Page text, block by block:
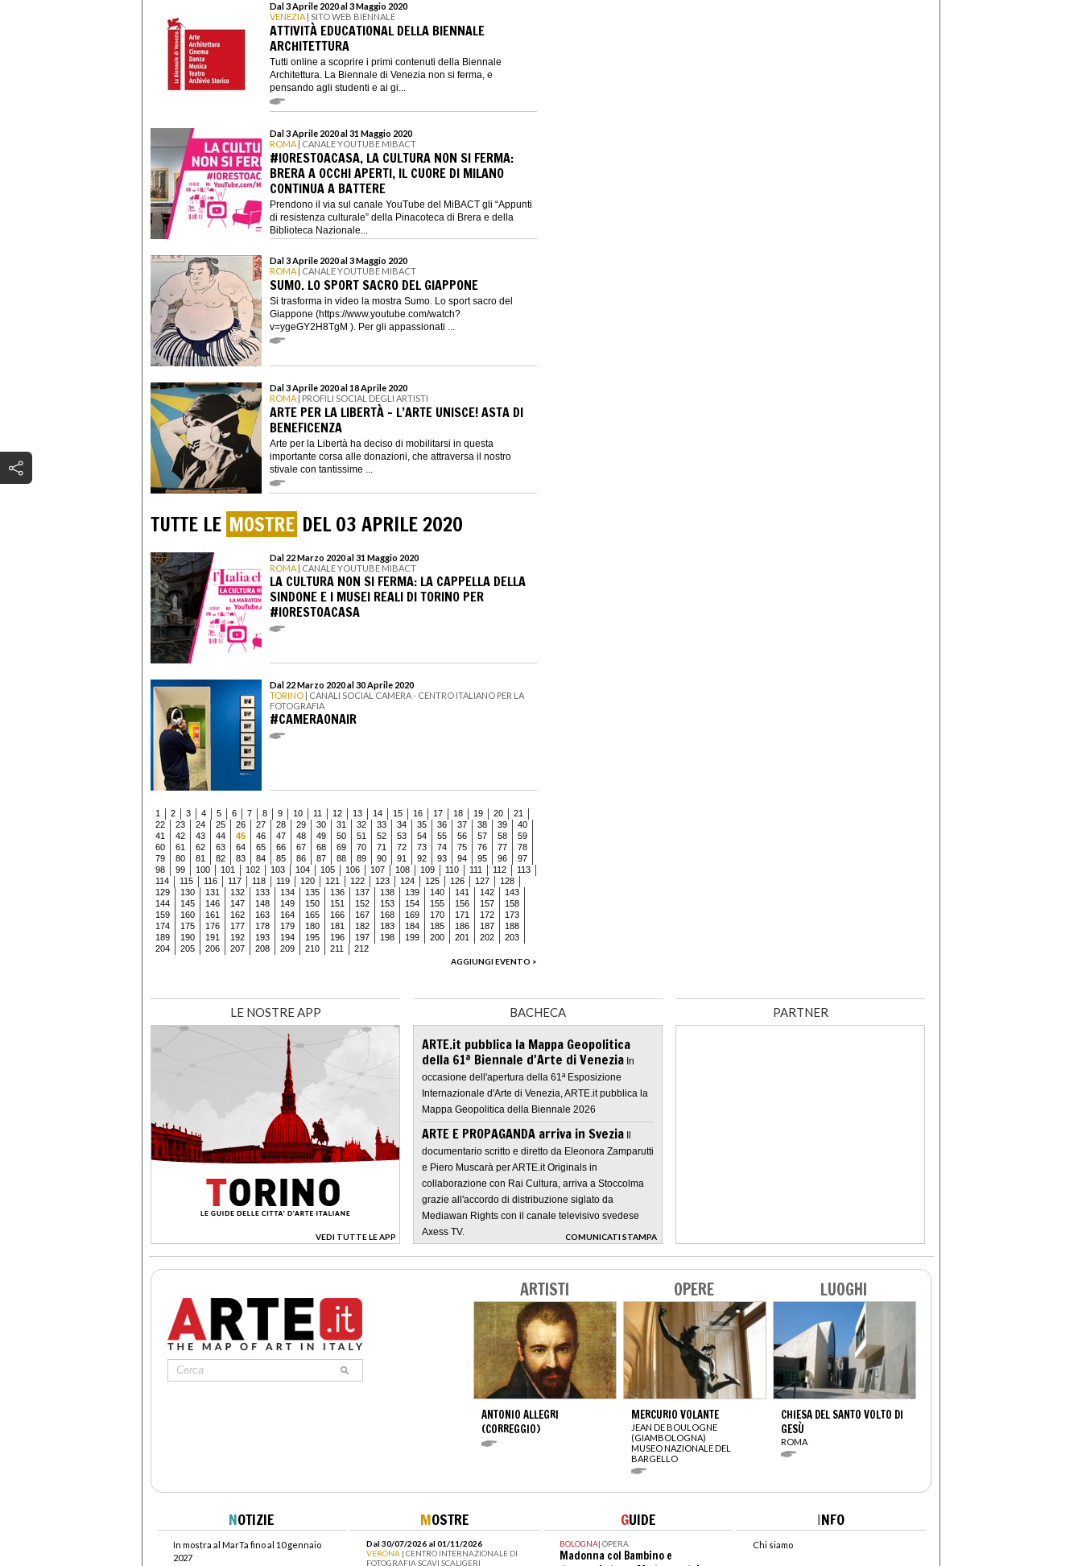
Dal 3 Aprile 2020 al 3 Maggio 2020
VENEZIA | SITO WEB BIENNALE
ATTIVITÀ EDUCATIONAL DELLA BIENNALE
ARCHITETTURA
Tutti online a scoprire i primi contenuti della Biennale
Architettura. La Biennale di Venezia non si ferma, e
pensando agli studenti e ai gi...
Dal 3 Aprile 2020 al 31 Maggio 2020
ROMA | CANALE YOUTUBE MIBACT
#IORESTOACASA, LA CULTURA NON SI FERMA:
BRERA A OCCHI APERTI, IL CUORE DI MILANO
CONTINUA A BATTERE
Prendono il via sul canale YouTube del MiBACT gli “Appunti
di resistenza culturale” della Pinacoteca di Brera e della
Biblioteca Nazionale...
Dal 3 Aprile 2020 al 3 Maggio 2020
ROMA | CANALE YOUTUBE MIBACT
SUMO. LO SPORT SACRO DEL GIAPPONE
Si trasforma in video la mostra Sumo. Lo sport sacro del
Giappone (https://www.youtube.com/watch?
v=ygeGY2H8TgM ). Per gli appassionati ...
Dal 3 Aprile 2020 al 18 Aprile 2020
ROMA | PROFILI SOCIAL DEGLI ARTISTI
ARTE PER LA LIBERTÀ - L’ARTE UNISCE! ASTA DI
BENEFICENZA
Arte per la Libertà ha deciso di mobilitarsi in questa
importante corsa alle donazioni, che attraversa il nostro
stivale con tantissime ...
TUTTE LE MOSTRE DEL 03 APRILE 2020
Dal 22 Marzo 2020 al 31 Maggio 2020
ROMA | CANALE YOUTUBE MIBACT
LA CULTURA NON SI FERMA: LA CAPPELLA DELLA
SINDONE E I MUSEI REALI DI TORINO PER
#IORESTOACASA
Dal 22 Marzo 2020 al 30 Aprile 2020
TORINO | CANALI SOCIAL CAMERA - CENTRO ITALIANO PER LA
FOTOGRAFIA
#CAMERAONAIR
1 2 3 4 5 6 7 8 9 10 11 12 13 14 15 16 17 18 19 20
21
22
23 24 25 26 27 28 29 30 31 32 33 34 35 36 37 38 39
40
41
42 43 44 45 46 47 48 49 50 51 52 53 54 55 56 57 58
59
60
61 62 63 64 65 66 67 68 69 70 71 72 73 74 75 76 77
78
79
80 81 82 83 84 85 86 87 88 89 90 91 92 93 94 95 96
97
98
99 100 101 102 103 104 105 106 107 108 109 110 111 112
113
114
115 116 117 118 119 120 121 122 123 124 125 126 127
128
129
130 131 132 133 134 135 136 137 138 139 140 141 142
143
144
145 146 147 148 149 150 151 152 153 154 155 156 157
158
159
160 161 162 163 164 165 166 167 168 169 170 171 172
173
174
175 176 177 178 179 180 181 182 183 184 185 186 187
188
189
190 191 192 193 194 195 196 197 198 199 200 201 202
203
204
205 206 207 208 209 210 211
212
AGGIUNGI EVENTO >
LE NOSTRE APP
VEDI TUTTE LE APP
>
BACHECA
ARTE.it pubblica la Mappa Geopolitica
della 61ª Biennale d'Arte di Venezia In
occasione dell'apertura della 61ª Esposizione
Internazionale d'Arte di Venezia, ARTE.it pubblica la
Mappa Geopolitica della Biennale 2026
ARTE E PROPAGANDA arriva in Svezia Il
documentario scritto e diretto da Eleonora Zamparutti
e Piero Muscarà per ARTE.it Originals in
collaborazione con Rai Cultura, arriva a Stoccolma
grazie all'accordo di distribuzione siglato da
Mediawan Rights con il canale televisivo svedese
Axess TV.
COMUNICATI STAMPA
>
PARTNER
ARTISTI
ANTONIO ALLEGRI
(CORREGGIO)
OPERE
MERCURIO VOLANTE
JEAN DE BOULOGNE
(GIAMBOLOGNA)
MUSEO NAZIONALE DEL
BARGELLO
LUOGHI
CHIESA DEL SANTO VOLTO DI
GESÙ
ROMA
NOTIZIE
In mostra al MarTa fino al 10 gennaio
2027
MOSTRE
Dal 30/07/2026 al 01/11/2026
VERONA | CENTRO INTERNAZIONALE DI
FOTOGRAFIA SCAVI SCALIGERI
GUIDE
BOLOGNA| OPERA
Madonna col Bambino e
INFO
Chi siamo